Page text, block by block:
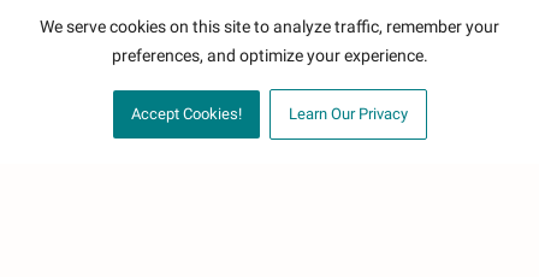
We serve cookies on this site to analyze traffic, remember your
preferences, and optimize your experience.
Accept Cookies! Learn Our Privacy